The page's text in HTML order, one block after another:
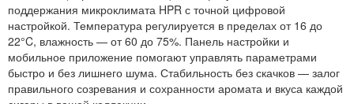
поддержания микроклимата HPR с точной цифровой
настройкой. Температура регулируется в пределах от 16 до
22°C, влажность — от 60 до 75%. Панель настройки и
мобильное приложение помогают управлять параметрами
быстро и без лишнего шума. Стабильность без скачков — залог
правильного созревания и сохранности аромата и вкуса каждой